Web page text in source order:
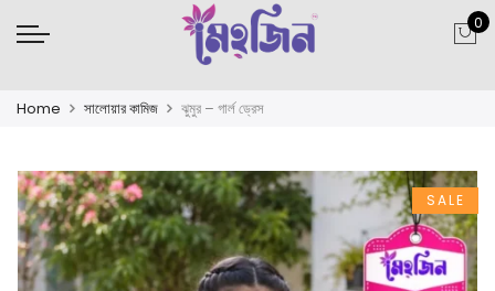
0
Home সালোয়ার কামিজ ঝুমুর – গার্ল ড্রেস
SALE